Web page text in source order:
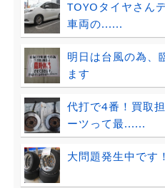
TOYOタイヤさん
車両の......
明日は台風の為、
ます
代打で4番！買取
ーツって最......
大問題発生中です